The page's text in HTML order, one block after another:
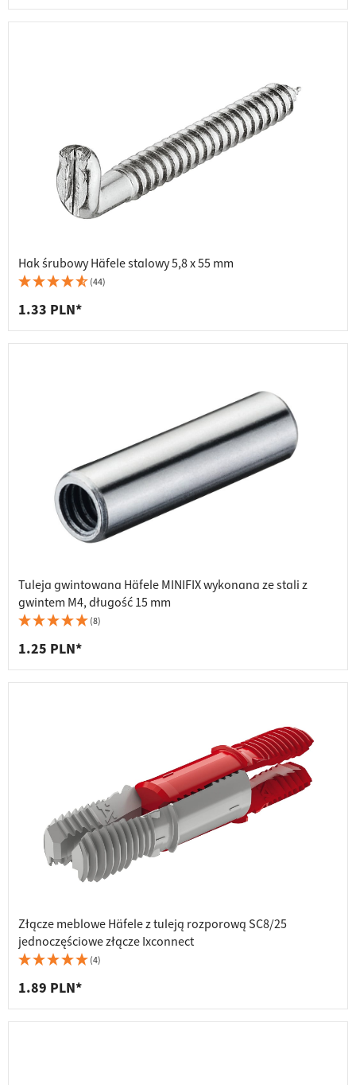
Hak śrubowy Häfele stalowy 5,8 x 55 mm
(44)
1.33 PLN*
Tuleja gwintowana Häfele MINIFIX wykonana ze stali z
gwintem M4, długość 15 mm
(8)
1.25 PLN*
Złącze meblowe Häfele z tuleją rozporową SC8/25
jednoczęściowe złącze Ixconnect
(4)
1.89 PLN*